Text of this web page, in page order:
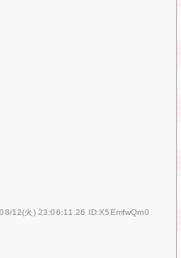
12(火) 23:06:11.26 ID:X5EmfwQm0